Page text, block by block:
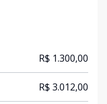
R$ 1.300,00
R$ 3.012,00